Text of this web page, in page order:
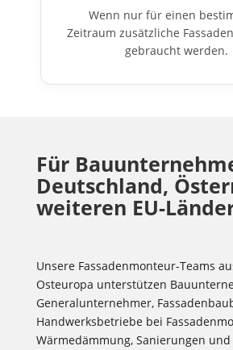
Wenn nur für einen
Zeitraum zusätzliche
gebraucht werden.
Für
Deutschland,
weiteren EU-
Unsere Fassadenmonteur-Teams
Osteuropa unterstützen
Generalunternehmer,
Handwerksbetriebe bei
Wärmedämmung, Sanierungen und